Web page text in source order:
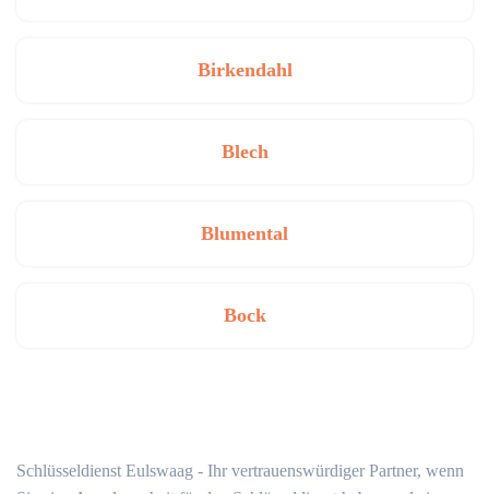
Birkendahl
Blech
Blumental
Bock
Schlüsseldienst Eulswaag - Ihr vertrauenswürdiger Partner, wenn